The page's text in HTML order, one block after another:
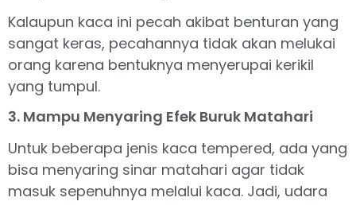
Kalaupun kaca ini pecah akibat benturan yang
sangat keras, pecahannya tidak akan melukai
orang karena bentuknya menyerupai kerikil
yang tumpul.
3. Mampu Menyaring Efek Buruk Matahari
Untuk beberapa jenis kaca tempered, ada yang
bisa menyaring sinar matahari agar tidak
masuk sepenuhnya melalui kaca. Jadi, udara